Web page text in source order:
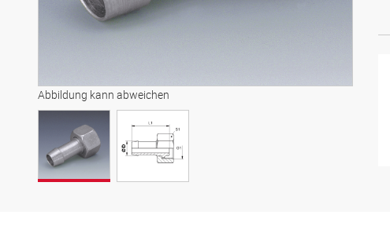
Abbildung kann abweichen